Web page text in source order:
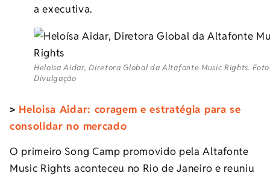
a executiva.
Heloisa Aidar, Diretora Global da Altafonte Music Rights.
Divulgação
> Heloisa Aidar: coragem e estratégia para se
consolidar no mercado
O primeiro Song Camp promovido pela Altafonte
Music Rights aconteceu no Rio de Janeiro e reuniu